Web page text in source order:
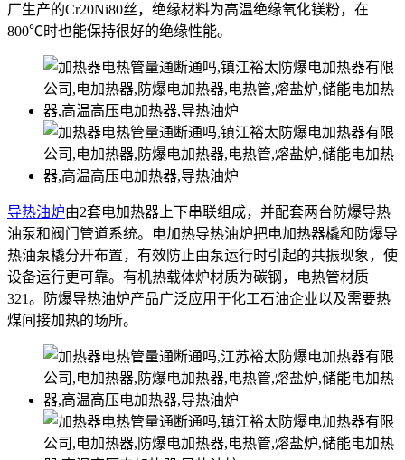
厂生产的Cr20Ni80丝，绝缘材料为高温绝缘氧化镁粉，在
800℃时也能保持很好的绝缘性能。
导热油炉由2套电加热器上下串联组成，并配套两台防爆导热
油泵和阀门管道系统。电加热导热油炉把电加热器橇和防爆导
热油泵橇分开布置，有效防止由泵运行时引起的共振现象，使
设备运行更可靠。有机热载体炉材质为碳钢，电热管材质
321。防爆导热油炉产品广泛应用于化工石油企业以及需要热
煤间接加热的场所。